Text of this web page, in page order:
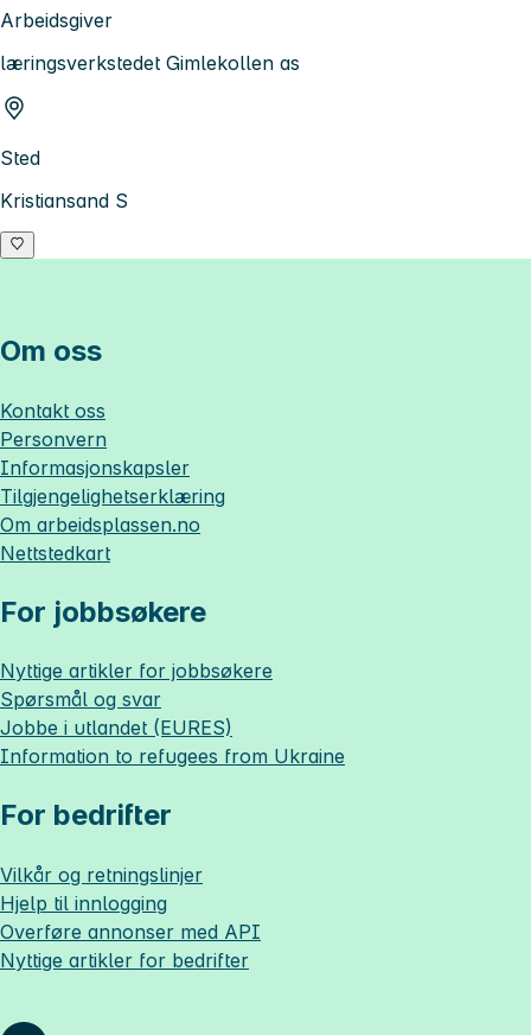
Arbeidsgiver
læringsverkstedet Gimlekollen as
Sted
Kristiansand S
Om oss
Kontakt oss
Personvern
Informasjonskapsler
Tilgjengelighetserklæring
Om arbeidsplassen.no
Nettstedkart
For jobbsøkere
Nyttige artikler for jobbsøkere
Spørsmål og svar
Jobbe i utlandet (EURES)
Information to refugees from Ukraine
For bedrifter
Vilkår og retningslinjer
Hjelp til innlogging
Overføre annonser med API
Nyttige artikler for bedrifter